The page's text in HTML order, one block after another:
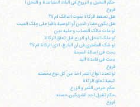
حکم النخیل و الزروع فی البلاد المتباعدة و النخل ا
فروع
هل تسقط الزکاة بموت المالک ام لا؟
هل یکون مقدار الدین أو الوصیة باقیا علی ملک المیت
لو مات مالک النصاب و علیه دین
لو ملک النخل او الزرع قبل تعلق الزکاة
لو شک المشتری فی ان البایع، ادی الزکاة ام لا؟
بحث فی اصالة الصحة
بحث فی قاعدة الید
فروع
لو تعدد انواع التمر اخذ من کل نوع بحصته
کیفیة تعلق الزکاة
حکم خرص الثمر و الزرع
حکم تقبیل احد الشریکین حصته
فروع